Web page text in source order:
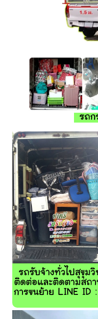
รถก
รถรับจ้างทั่วไปสุขุมวิ
ติดต่อและติดตามสถา
การขนย้าย LINE ID